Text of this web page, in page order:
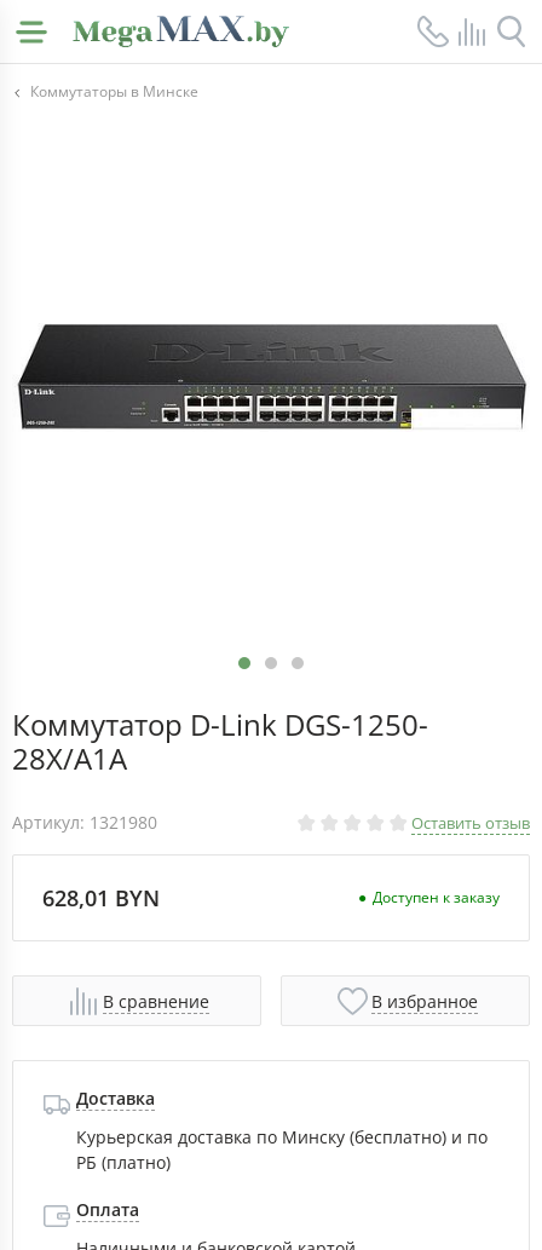
Коммутаторы в Минске
Коммутатор D-Link DGS-1250-
28X/A1A
Артикул: 1321980 Оставить отзыв
628,01 BYN Доступен к заказу
В сравнение В избранное
Доставка
Курьерская доставка по Минску (бесплатно) и по
РБ (платно)
Оплата